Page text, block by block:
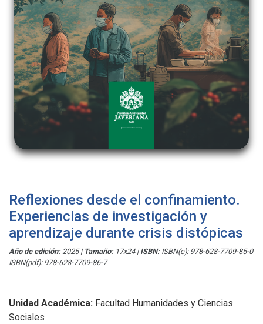
Reflexiones desde el confinamiento.
Experiencias de investigación y
aprendizaje durante crisis distópicas
Año de edición: 2025| Tamaño: 17x24 |ISBN: ISBN(e): 978-628-7709-85-0
ISBN(pdf): 978-628-7709-86-7
Unidad Académica: Facultad Humanidades y Ciencias
Sociales